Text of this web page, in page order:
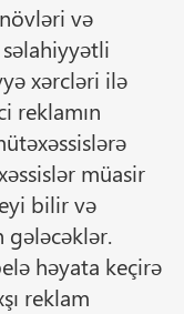
və
xərcləri ilə
reklamın
müasir
bilir və
gələcəklər.
həyata keçirə
reklam